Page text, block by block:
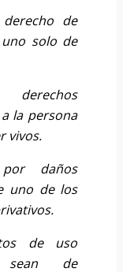
de
solo de
la persona
vivos.
daños
uno de los
de uso
de